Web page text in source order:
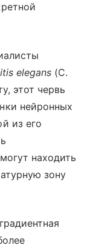
elegans (C.
этот червь
нейронных
из его
находить
зону